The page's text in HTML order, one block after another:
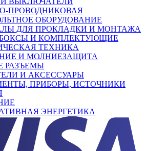
ПРОВОДНИКОВАЯ
ОБОРУДОВАНИЕ
ДЛЯ ПРОКЛАДКИ И МОНТАЖА
И КОМПЛЕКТУЮЩИЕ
ТЕХНИКА
И МОЛНИЕЗАЩИТА
РАЗЪЕМЫ
И АКСЕССУАРЫ
ПРИБОРЫ, ИСТОЧНИКИ
ЭНЕРГЕТИКА